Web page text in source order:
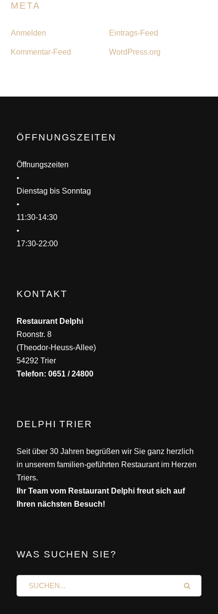
META
Anmelden Eintrags-Feed
Kommentar-Feed WordPress.org
ÖFFNUNGSZEITEN
Öffnungszeiten
•
Dienstag bis Sonntag
•
11:30-14:30
•
17:30-22:00
KONTAKT
Restaurant Delphi
Roonstr. 8
(Theodor-Heuss-Allee)
54292 Trier
Telefon: 0651 / 24800
DELPHI TRIER
Seit über 30 Jahren begrüßen wir Sie ganz herzlich
in unserem familien-geführten Restaurant im Herzen
Triers.
Ihr Team vom Restaurant Delphi freut sich auf
Ihren nächsten Besuch!
WAS SUCHEN SIE?